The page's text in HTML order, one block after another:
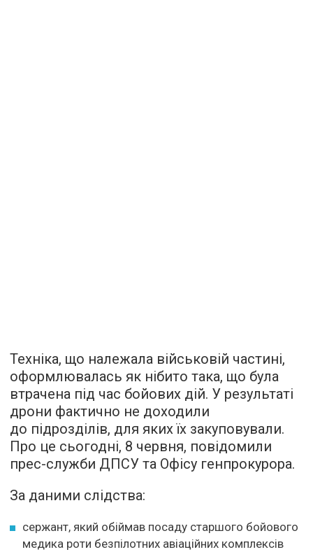
Техніка, що належала військовій частині,
оформлювалась як нібито така, що була
втрачена під час бойових дій. У результаті
дрони фактично не доходили
до підрозділів, для яких їх закуповували.
Про це сьогодні, 8 червня, повідомили
прес-служби ДПСУ та Офісу генпрокурора.
За даними слідства:
сержант, який обіймав посаду старшого бойового
медика роти безпілотних авіаційних комплексів